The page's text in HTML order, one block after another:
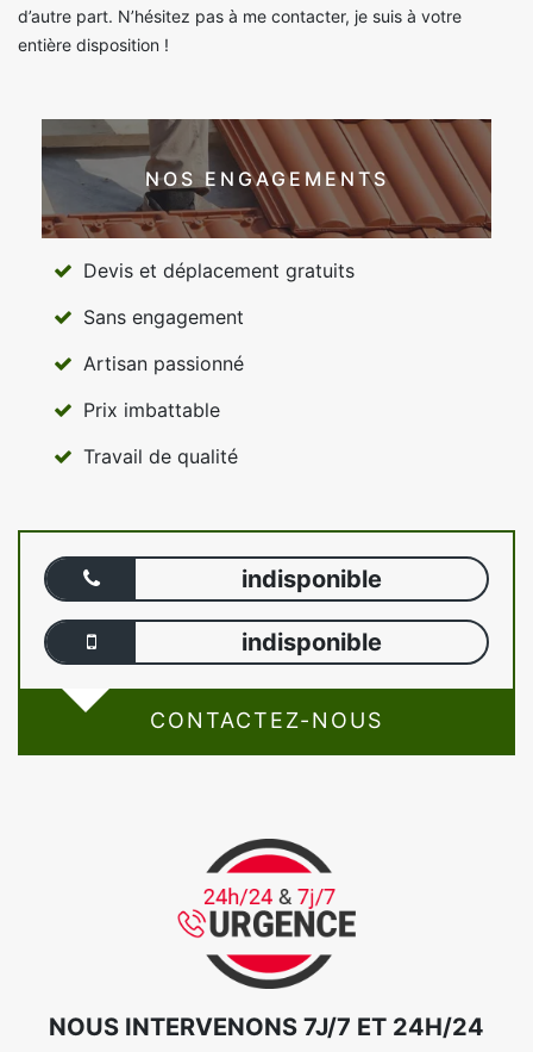
d’autre part. N’hésitez pas à me contacter, je suis à votre
entière disposition !
NOS ENGAGEMENTS
Devis et déplacement gratuits
Sans engagement
Artisan passionné
Prix imbattable
Travail de qualité
indisponible
indisponible
CONTACTEZ-NOUS
NOUS INTERVENONS 7J/7 ET 24H/24